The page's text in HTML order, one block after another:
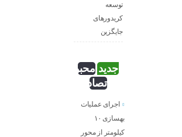
توسعه
کریدورهای
جایگزین
جدید محبوب
تصادفی
اجرای عملیات
بهسازی ۱۰
کیلومتر از محور